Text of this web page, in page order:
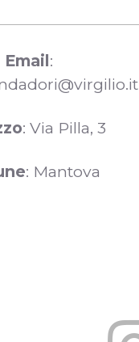
Email:
: Via Pilla, 3
: Mantova